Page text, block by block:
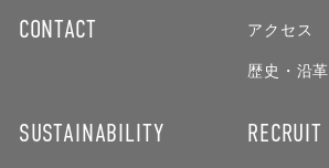
CONTACT
アクセス
歴史・沿革
SUSTAINABILITY RECRUIT